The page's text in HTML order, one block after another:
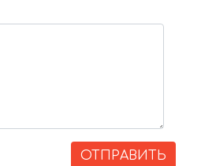
ОТПРАВИТЬ